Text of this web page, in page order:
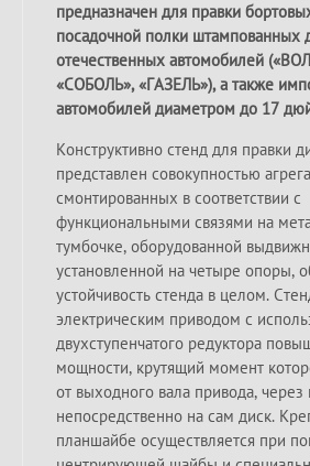
предназначен для правки
посадочной полки штампованных
отечественных автомобилей
«СОБОЛЬ», «ГАЗЕЛЬ»), а также
автомобилей диаметром до 17
Конструктивно стенд для правки
представлен совокупностью
смонтированных в соответствии с
функциональными связями на
тумбочке, оборудованной
установленной на четыре опоры,
устойчивость стенда в целом.
электрическим приводом с
двухступенчатого редуктора
мощности, крутящий момент
от выходного вала привода,
непосредственно на сам диск.
планшайбе осуществляется при